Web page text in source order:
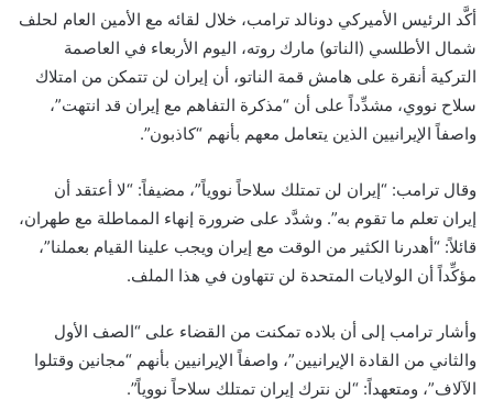
أكَّد الرئيس الأميركي دونالد ترامب، خلال لقائه مع الأمين العام لحلف
شمال الأطلسي (الناتو) مارك روته، اليوم الأربعاء في العاصمة
التركية أنقرة على هامش قمة الناتو، أن إيران لن تتمكن من امتلاك
سلاح نووي، مشدِّداً على أن “مذكرة التفاهم مع إيران قد انتهت”،
واصفاً الإيرانيين الذين يتعامل معهم بأنهم “كاذبون”.
وقال ترامب: “إيران لن تمتلك سلاحاً نووياً”، مضيفاً: “لا أعتقد أن
إيران تعلم ما تقوم به”. وشدَّد على ضرورة إنهاء المماطلة مع طهران،
قائلاً: “أهدرنا الكثير من الوقت مع إيران ويجب علينا القيام بعملنا”،
مؤكِّداً أن الولايات المتحدة لن تتهاون في هذا الملف.
وأشار ترامب إلى أن بلاده تمكنت من القضاء على “الصف الأول
والثاني من القادة الإيرانيين”، واصفاً الإيرانيين بأنهم “مجانين وقتلوا
الآلاف”، ومتعهداً: “لن نترك إيران تمتلك سلاحاً نووياً”.